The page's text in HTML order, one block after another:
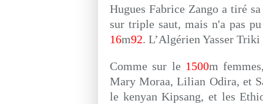
Hugues Fabrice Zango a tiré
sur triple saut, mais n'a pas
16m92. L’Algérien Yasser
Comme sur le 1500m
Mary Moraa, Lilian Odira, et
le kenyan Kipsang, et les